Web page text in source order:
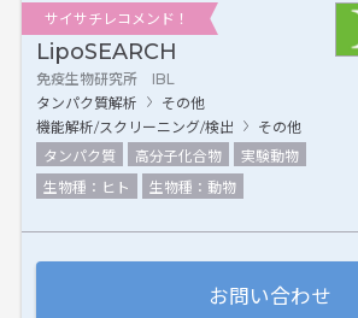
サイサチレコメンド！
LipoSEARCH
免疫生物研究所 IBL
タンパク質解析
その他
機能解析/スクリーニング/検出
その他
タンパク質
高分子化合物
実験動物
生物種：ヒト
生物種：動物
お問い合わせ